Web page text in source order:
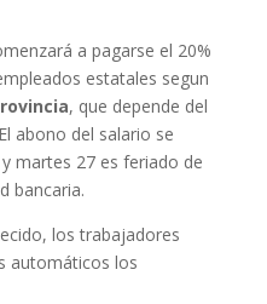
a pagarse el 20%
estatales segun
, que depende del
abono del salario se
martes 27 es feriado de
bancaria.
los trabajadores
automáticos los